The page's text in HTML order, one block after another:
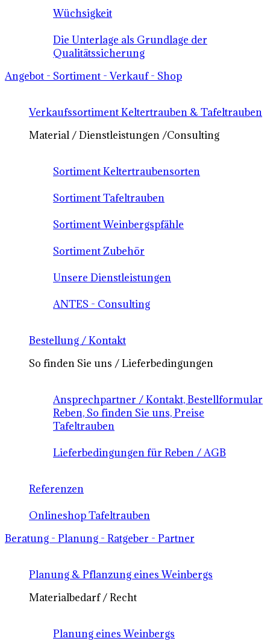
Wüchsigkeit
Die Unterlage als Grundlage der
Qualitätssicherung
Angebot - Sortiment - Verkauf - Shop
Verkaufssortiment Keltertrauben & Tafeltrauben
Material / Dienstleistungen /Consulting
Sortiment Keltertraubensorten
Sortiment Tafeltrauben
Sortiment Weinbergspfähle
Sortiment Zubehör
Unsere Dienstleistungen
ANTES - Consulting
Bestellung / Kontakt
So finden Sie uns / Lieferbedingungen
Ansprechpartner / Kontakt, Bestellformular
Reben, So finden Sie uns, Preise
Tafeltrauben
Lieferbedingungen für Reben / AGB
Referenzen
Onlineshop Tafeltrauben
Beratung - Planung - Ratgeber - Partner
Planung & Pflanzung eines Weinbergs
Materialbedarf / Recht
Planung eines Weinbergs